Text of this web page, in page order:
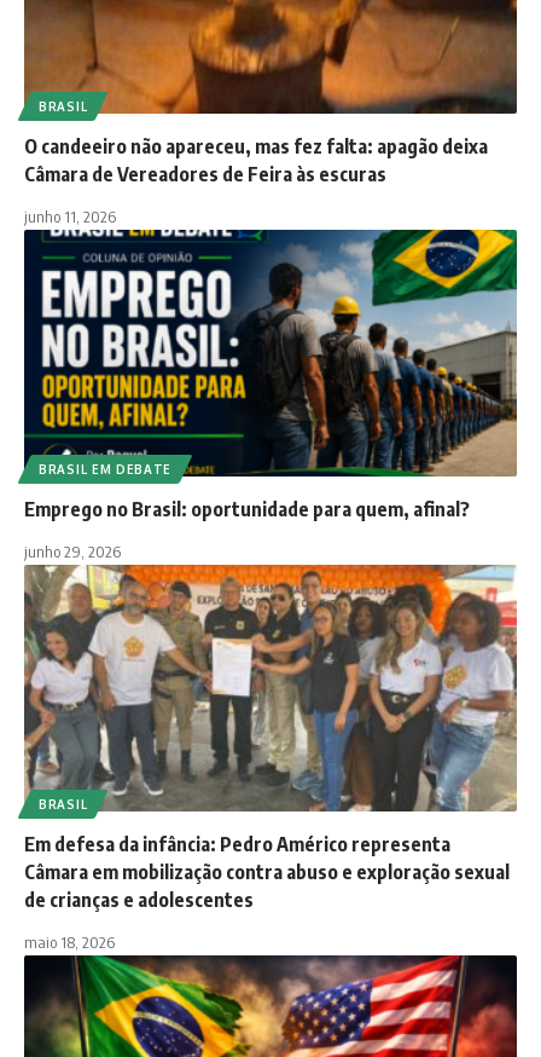
BRASIL
O candeeiro não apareceu, mas fez falta: apagão deixa
Câmara de Vereadores de Feira às escuras
junho 11, 2026
BRASIL EM DEBATE
Emprego no Brasil: oportunidade para quem, afinal?
junho 29, 2026
BRASIL
Em defesa da infância: Pedro Américo representa
Câmara em mobilização contra abuso e exploração sexual
de crianças e adolescentes
maio 18, 2026